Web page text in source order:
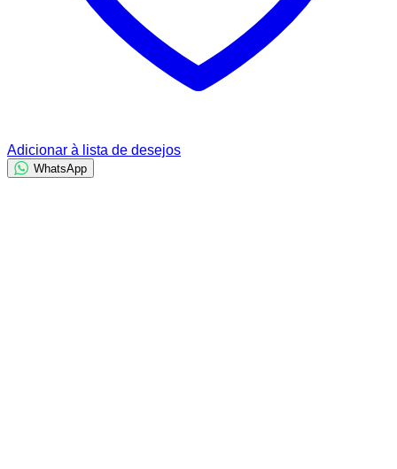
Adicionar à lista de desejos
WhatsApp